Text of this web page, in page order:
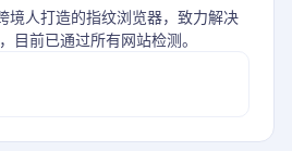
境人打造的指纹浏览器，致力解决
目前已通过所有网站检测。